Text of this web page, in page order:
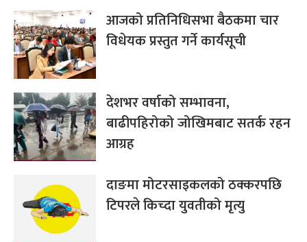
आजको प्रतिनिधिसभा बैठकमा चार
विधेयक प्रस्तुत गर्ने कार्यसूची
देशभर वर्षाको सम्भावना,
बाढीपहिरोको जोखिमबाट सतर्क रहन
आग्रह
दाङमा मोटरसाइकलको ठक्करपछि
टिपरले किच्दा युवतीको मृत्यु